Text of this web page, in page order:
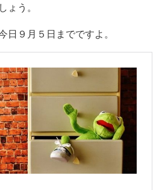
ょう。
日９月５日までですよ。